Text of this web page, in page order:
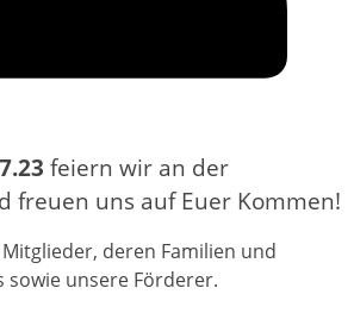
feiern wir an der
freuen uns auf Euer Kommen!
deren Familien und
sowie unsere Förderer.